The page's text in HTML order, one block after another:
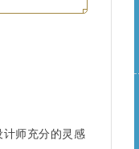
计师充分的灵感